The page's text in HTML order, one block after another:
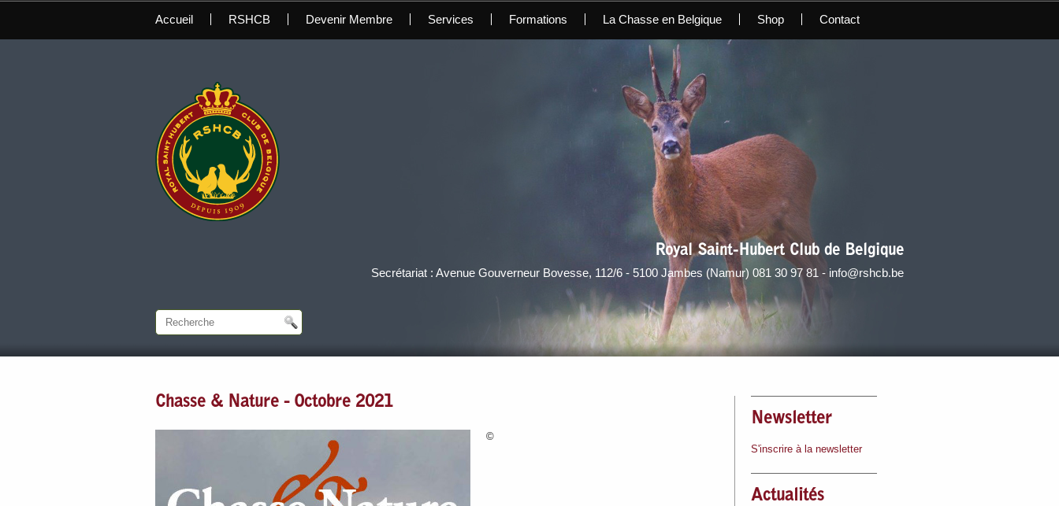
Accueil RSHCB Devenir Membre Services Formations La Chasse en Belgique Shop Contact
Royal Saint-Hubert Club de Belgique
Secrétariat : Avenue Gouverneur Bovesse, 112/6 - 5100 Jambes (Namur) 081 30 97 81 - info@rshcb.be
Chasse & Nature - Octobre 2021
©
Newsletter
S'inscrire à la newsletter
Actualités